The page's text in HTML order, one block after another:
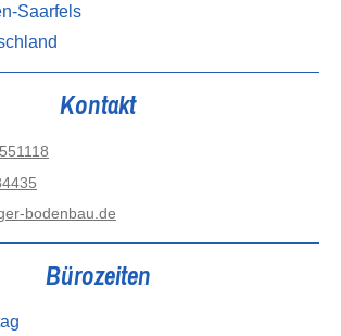
Saarfels
Kontakt
bodenbau.de
Bürozeiten